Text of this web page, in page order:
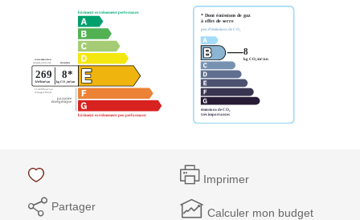
Imprimer
Partager Calculer mon budget